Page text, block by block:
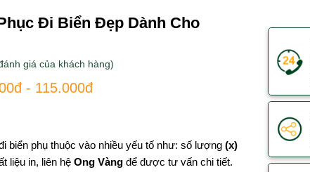
Đi Biển Đẹp Dành Cho
giá của khách hàng)
- 115.000đ
biển phụ thuộc vào nhiều yếu tố như: số lượng(x)
liệu in, liên hệOng Vàng để được tư vấn chi tiết.